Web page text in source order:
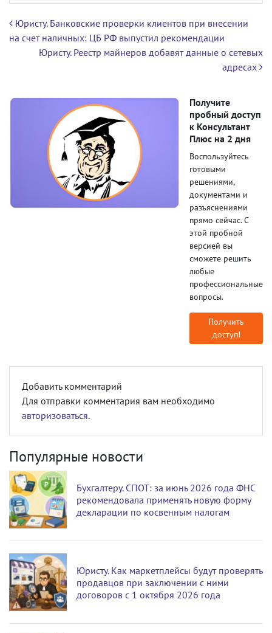
Навигация по записям
Юристу. Банковские проверки клиентов при внесении
на счет наличных: ЦБ РФ выпустил рекомендации
Юристу. Реестр майнеров добавят данные о сетевых
адресах
Получите
пробный доступ
к Консультант
Плюс на 2 дня
Воспользуйтесь
готовыми
решениями,
документами и
разъяснениями
прямо сейчас. С
этой пробной
версией вы
сможете решить
любые
профессиональные
вопросы.
Получить
доступ!
Добавить комментарий
Для отправки комментария вам необходимо
авторизоваться.
Популярные новости
Бухгалтеру. СПОТ: за июнь 2026 года ФНС
рекомендовала применять новую форму
декларации по косвенным налогам
Юристу. Как маркетплейсы будут проверять
продавцов при заключении с ними
договоров с 1 октября 2026 года